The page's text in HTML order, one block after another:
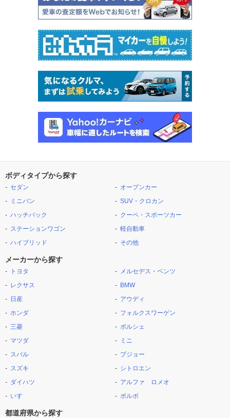
ボディタイプから探す
セダン
ミニバン
ハッチバック
ステーションワゴン
ハイブリッド
オープンカー
SUV・クロカン
クーペ・スポーツカー
軽自動車
その他
メーカーから探す
トヨタ
レクサス
日産
ホンダ
三菱
マツダ
スバル
スズキ
ダイハツ
いすゞ
メルセデス・ベンツ
BMW
アウディ
フォルクスワーゲン
ポルシェ
ミニ
プジョー
シトロエン
アルファ ロメオ
ボルボ
都道府県から探す